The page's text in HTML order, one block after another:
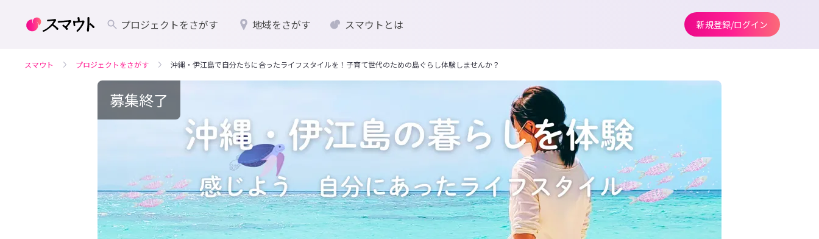
プロジェクトをさがす 地域をさがす スマウトとは 新規登録/ログイン
スマウト プロジェクトをさがす 沖縄・伊江島で自分たちに合ったライフスタイルを！子育て世代のための島ぐらし体験しませんか？
募集終了